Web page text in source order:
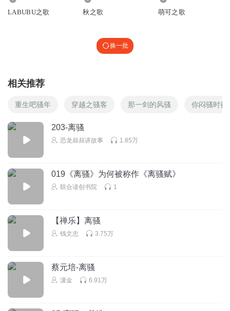
LABUBU之歌 秋之歌 萌可之歌
换一批
相关推荐
重生吧骚年 穿越之骚客 那一剑的风骚 你闷骚时很
203-离骚
恐龙叔叔讲故事 1.85万
019《离骚》为何被称作《离骚赋》
联合读创书院 1
【禅乐】离骚
钱文忠 3.75万
蔡元培-离骚
潇金 6.91万